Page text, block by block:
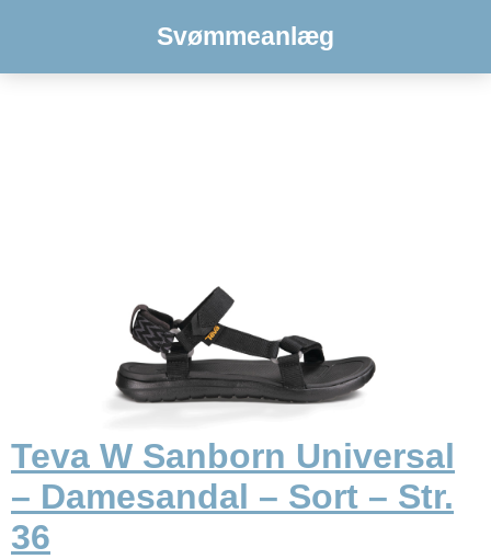
Svømmeanlæg
Teva W Sanborn Universal
– Damesandal – Sort – Str.
36